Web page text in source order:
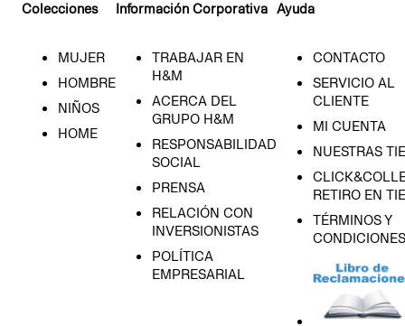
Colecciones
MUJER
HOMBRE
NIÑOS
HOME
Información Corporativa
TRABAJAR EN
H&M
ACERCA DEL
GRUPO H&M
RESPONSABILIDAD
SOCIAL
PRENSA
RELACIÓN CON
INVERSIONISTAS
POLÍTICA
EMPRESARIAL
Ayuda
CONTACTO
SERVICIO AL
CLIENTE
MI CUENTA
NUESTRAS
RETIRO EN
TÉRMINOS Y
CONDICIONES